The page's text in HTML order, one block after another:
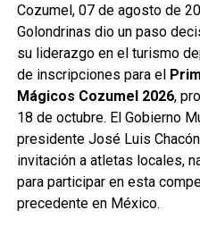
Cozumel, 07 de agosto de
Golondrinas dio un paso
su liderazgo en el turismo
de inscripciones para el
Mágicos Cozumel 2026,
18 de octubre. El Gobierno
presidente José Luis
invitación a atletas locales,
para participar en esta
precedente en México.